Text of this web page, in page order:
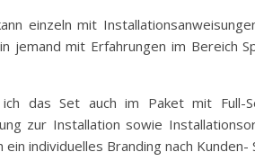
einzeln mit
jemand mit Erfahrungen im Bereich
das Set auch im Paket mit Full-
zur Installation sowie
ein individuelles Branding nach Kunden-